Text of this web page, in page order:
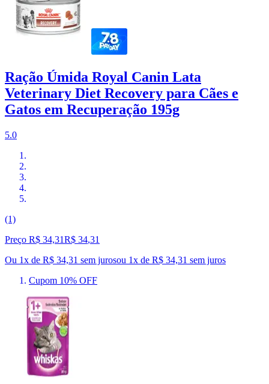
Ração Úmida Royal Canin Lata
Veterinary Diet Recovery para Cães e
Gatos em Recuperação 195g
5.0
(1)
Preço R$ 34,31R$ 34,31
Ou 1x de R$ 34,31 sem jurosou 1x de R$ 34,31 sem juros
Cupom 10% OFF